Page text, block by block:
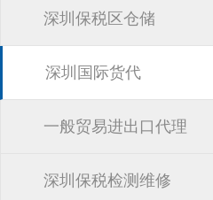
深圳保税区仓储
深圳国际货代
一般贸易进出口代理
深圳保税检测维修